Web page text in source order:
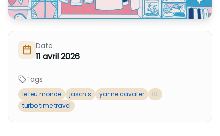
Je fais un don
Exprime ton soutien
La newsletter
Date
11 avril 2026
Tags
le feu monde jason s yanne cavalier
ttt
turbo time travel